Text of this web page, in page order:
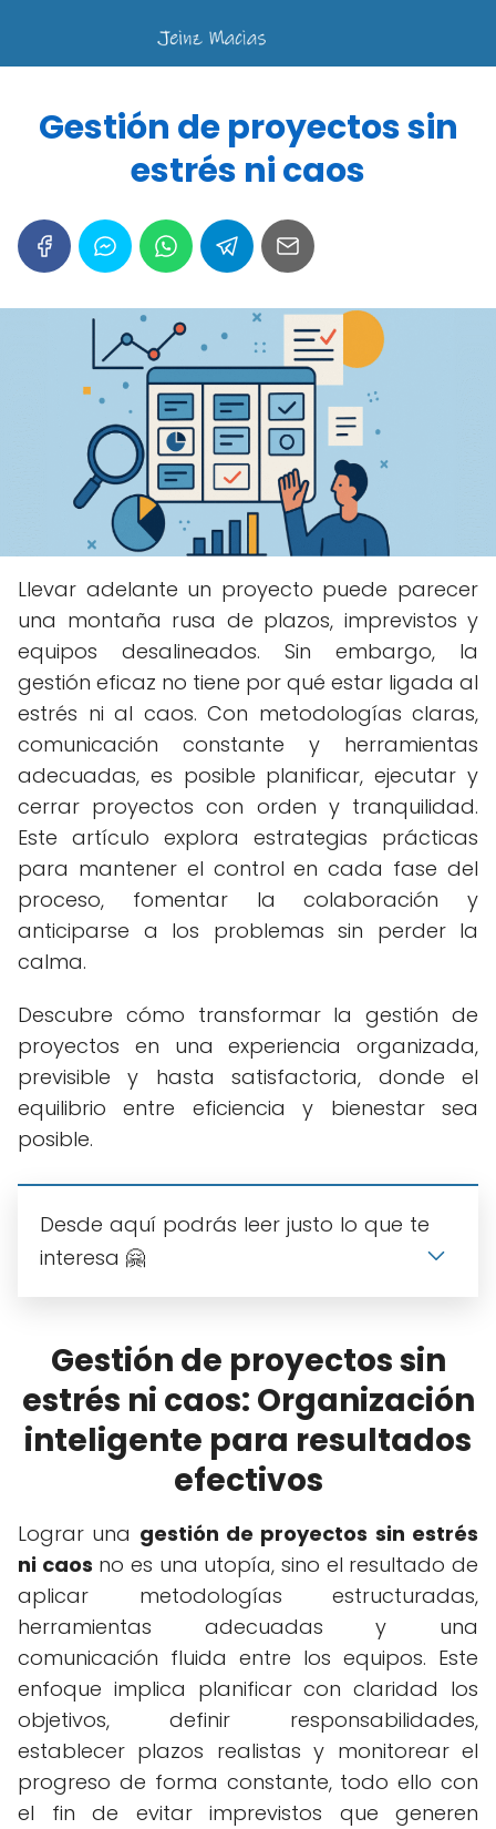
Gestión de proyectos sin
estrés ni caos
Llevar adelante un proyecto puede parecer
una montaña rusa de plazos, imprevistos y
equipos desalineados. Sin embargo, la
gestión eficaz no tiene por qué estar ligada al
estrés ni al caos. Con metodologías claras,
comunicación constante y herramientas
adecuadas, es posible planificar, ejecutar y
cerrar proyectos con orden y tranquilidad.
Este artículo explora estrategias prácticas
para mantener el control en cada fase del
proceso, fomentar la colaboración y
anticiparse a los problemas sin perder la
calma.
Descubre cómo transformar la gestión de
proyectos en una experiencia organizada,
previsible y hasta satisfactoria, donde el
equilibrio entre eficiencia y bienestar sea
posible.
Desde aquí podrás leer justo lo que te
interesa 🤗
Gestión de proyectos sin
estrés ni caos: Organización
inteligente para resultados
efectivos
Lograr una gestión de proyectos sin estrés
ni caos no es una utopía, sino el resultado de
aplicar metodologías estructuradas,
herramientas adecuadas y una
comunicación fluida entre los equipos. Este
enfoque implica planificar con claridad los
objetivos, definir responsabilidades,
establecer plazos realistas y monitorear el
progreso de forma constante, todo ello con
el fin de evitar imprevistos que generen